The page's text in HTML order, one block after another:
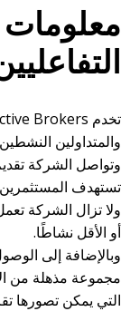
والمتداولين
وتواصل الشركة
تستهدف
ولا تزال الشركة
أو الأقل نشاطًا.
مجموعة مذهلة من
التي يمكن تصورها